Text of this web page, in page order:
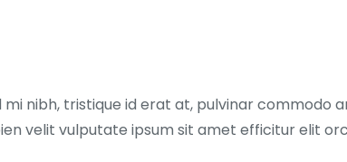
mi nibh, tristique id erat at, pulvinar commodo
velit vulputate ipsum sit amet efficitur elit